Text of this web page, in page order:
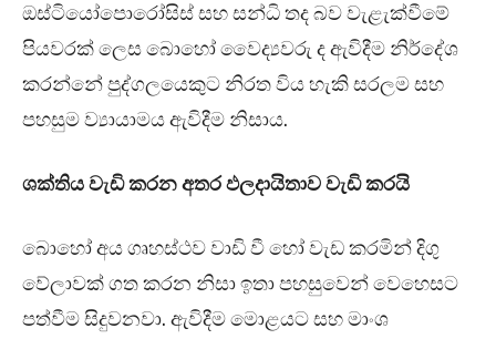
ඔස්ටියෝපොරෝසිස් සහ සන්ධි තද බව වැළැක්වීමේ
පියවරක් ලෙස බොහෝ වෛද්‍යවරු ද ඇවිදීම නිර්දේශ
කරන්නේ පුද්ගලයෙකුට නිරත විය හැකි සරලම සහ
පහසුම ව්‍යායාමය ඇවිදීම නිසාය.
ශක්තිය වැඩි කරන අතර ඵලදායිතාව වැඩි කරයි
බොහෝ අය ගෘහස්ථව වාඩි වී හෝ වැඩ කරමින් දිගු
වේලාවක් ගත කරන නිසා ඉතා පහසුවෙන් වෙහෙසට
පත්වීම සිදුවනවා. ඇවිදීම මොළයට සහ මාංශ